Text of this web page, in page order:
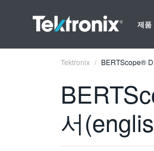
제품
Tektronix BERTScope®
서